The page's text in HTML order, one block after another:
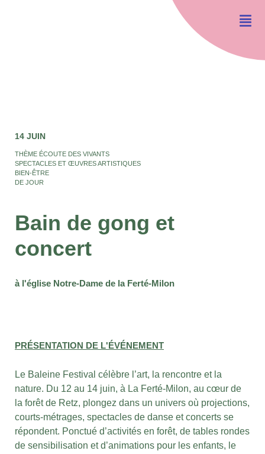
14 JUIN
THÈME ÉCOUTE DES VIVANTS
SPECTACLES ET ŒUVRES ARTISTIQUES
BIEN-ÊTRE
DE JOUR
Bain de gong et
concert
à l'église Notre-Dame de la Ferté-Milon
PRÉSENTATION DE L'ÉVÉNEMENT
Le Baleine Festival célèbre l’art, la rencontre et la
nature. Du 12 au 14 juin, à La Ferté-Milon, au cœur de
la forêt de Retz, plongez dans un univers où projections,
courts-métrages, spectacles de danse et concerts se
répondent. Ponctué d’activités en forêt, de tables rondes
de sensibilisation et d’animations pour les enfants, le